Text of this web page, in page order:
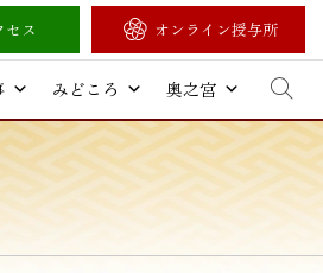
みどころ 奥之宮
セス オンライン授与所